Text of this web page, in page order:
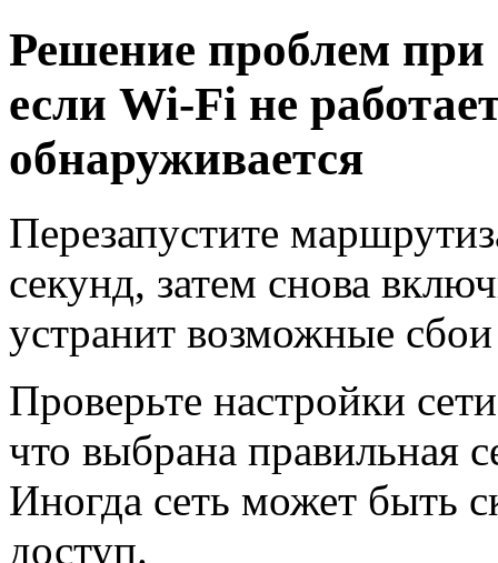
Решение проблем
если Wi-Fi не
обнаруживается
Перезапустите
секунд, затем снова
устранит возможные
Проверьте настройки
что выбрана правильная
Иногда сеть может быть
доступ.